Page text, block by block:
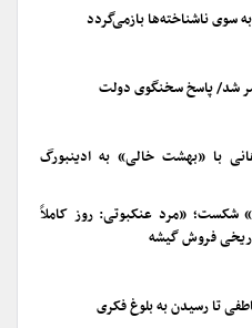
سوی ناشناخته‌ها بازمی‌گردد
شد/ پاسخ سخنگوی دولت
با «بهشت خالی» به ادینبورگ
شکست؛ «مرد عنکبوتی: روز کاملاً
فروش گیشه
تا رسیدن به بلوغ فکری